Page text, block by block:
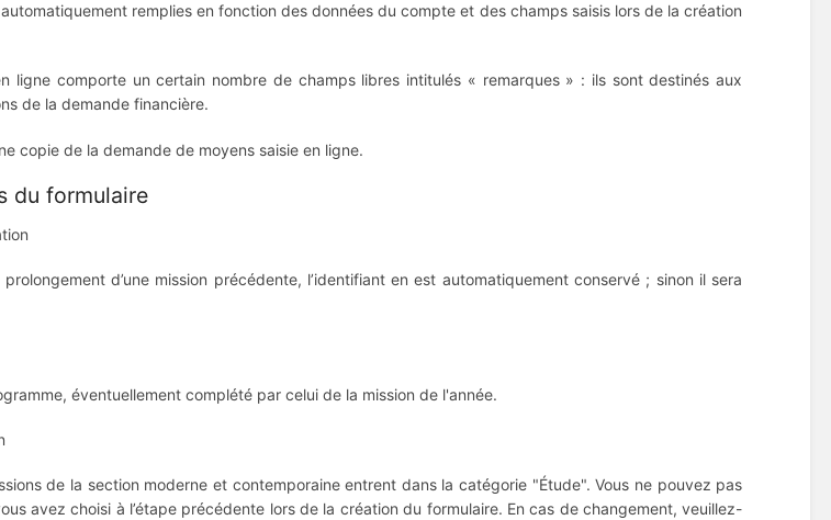
remplies en fonction des données du compte et des champs saisis lors de la création
ligne comporte un certain nombre de champs libres intitulés « remarques » : ils sont destinés aux
de la demande financière.
copie de la demande de moyens saisie en ligne.
du formulaire
d’une mission précédente, l’identifiant en est automatiquement conservé ; sinon il sera
éventuellement complété par celui de la mission de l'année.
de la section moderne et contemporaine entrent dans la catégorie "Étude". Vous ne pouvez pas
avez choisi à l’étape précédente lors de la création du formulaire. En cas de changement, veuillez-